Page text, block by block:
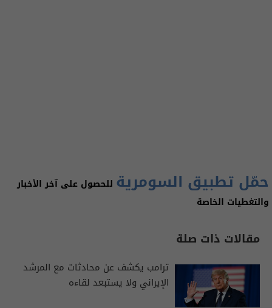
حمّل تطبيق السومرية للحصول على آخر الأخبار
والتغطيات الخاصة
مقالات ذات صلة
ترامب يكشف عن محادثات مع المرشد
الإيراني ولا يستبعد لقاءه